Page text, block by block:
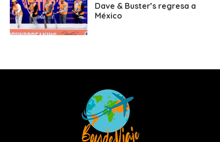
Dave & Buster’s regresa a
México